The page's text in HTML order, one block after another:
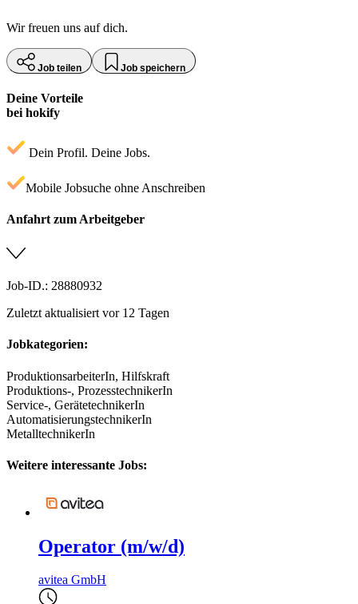
Wir freuen uns auf dich.
Job teilen Job speichern
Deine Vorteile
bei hokify
Dein Profil. Deine Jobs.
Mobile Jobsuche ohne Anschreiben
Anfahrt zum Arbeitgeber
Job-ID.: 28880932
Zuletzt aktualisiert vor 12 Tagen
Jobkategorien:
ProduktionsarbeiterIn, Hilfskraft
Produktions-, ProzesstechnikerIn
Service-, GerätetechnikerIn
AutomatisierungstechnikerIn
MetalltechnikerIn
Weitere interessante Jobs:
Operator (m/w/d)
avitea GmbH